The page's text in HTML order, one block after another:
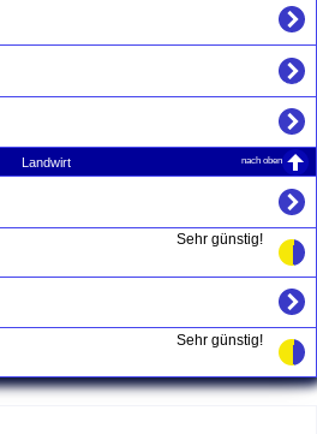
Landwirt nach oben
Sehr günstig!
Sehr günstig!